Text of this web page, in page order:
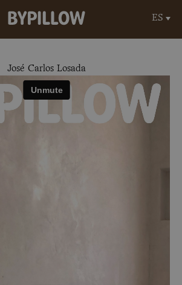
ES
José Carlos Losada